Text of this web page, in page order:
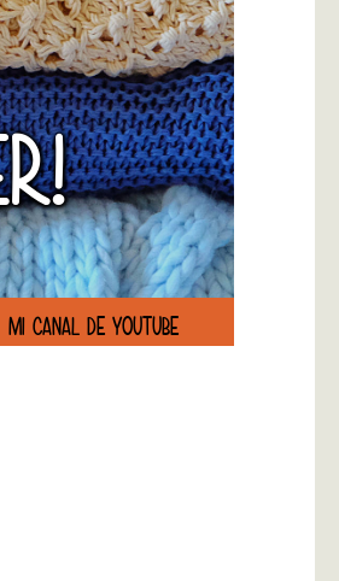
MI CANAL DE YOUTUBE